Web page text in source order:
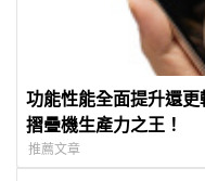
功能性能全面提升還更
摺疊機生產力之王！
推薦文章